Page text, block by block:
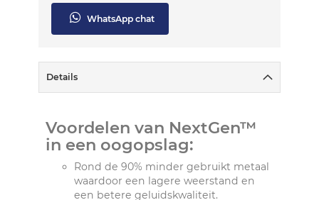
WhatsApp chat
Details
Voordelen van NextGen™
in een oogopslag:
Rond de 90% minder gebruikt metaal
waardoor een lagere weerstand en
een betere geluidskwaliteit.